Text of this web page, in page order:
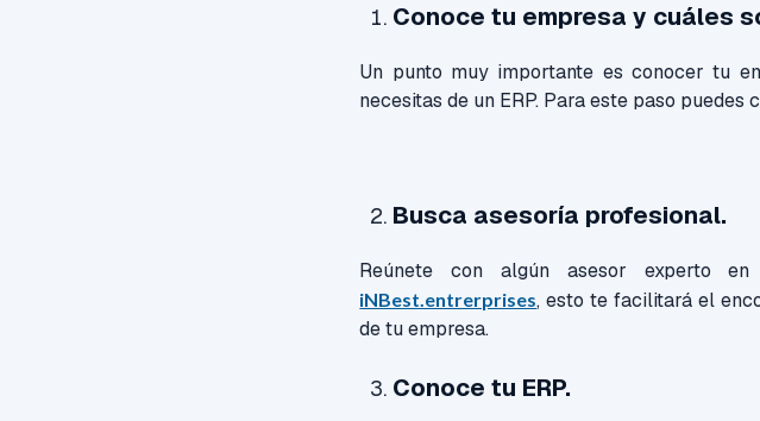
Conoce tu empresa y cuáles
Un punto muy importante es conocer tu
necesitas de un ERP. Para este paso
Busca asesoría profesional.
Reúnete con algún asesor experto
iNBest.entrerprises, esto te facilitará el
de tu empresa.
Conoce tu ERP.